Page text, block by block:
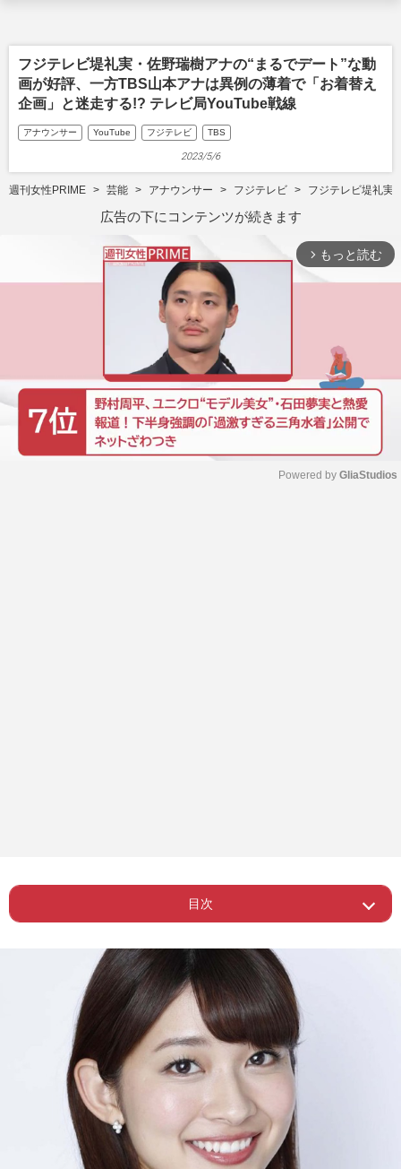
フジテレビ堤礼実・佐野瑞樹アナの“まるでデート”な動
画が好評、一方TBS山本アナは異例の薄着で「お着替え
企画」と迷走する!? テレビ局YouTube戦線
アナウンサー YouTube フジテレビ TBS
2023/5/6
週刊女性PRIME 芸能 アナウンサー フジテレビ フジテレビ堤礼実
広告の下にコンテンツが続きます
arrow_forward_ios もっと読む
Powered by GliaStudios
目次
ー TBS山本里菜アナが異例の薄着でー
ー
ー 民放テレビ局の動画戦略に今後も注
目！